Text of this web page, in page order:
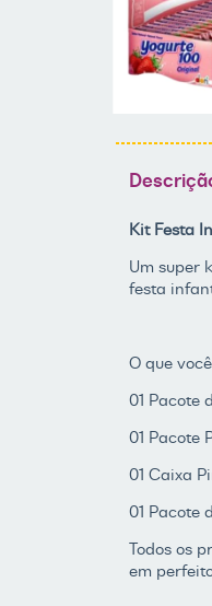
Kit Festa
Um super
festa
O que
01 Pacote
01 Pacote
01 Caixa
01 Pacote
Todos os
em